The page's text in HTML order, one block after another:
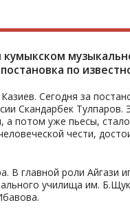
кумыкском
по
Сегодня за
Скандарбек
а потом уже пьесы,
чести,
В главной роли Айгази
училища им.